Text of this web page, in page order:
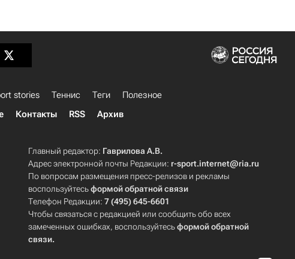
stories Теннис Теги
Полезное
Контакты RSS Архив
Главный редактор: Гаврилова А.В.
Адрес электронной почты Редакции: r-sport.internet@ria.ru
По вопросам размещения пресс-релизов и рекламы
воспользуйтесьформой обратной связи
Телефон Редакции:7 (495) 645-6601
Чтобы связаться с редакцией или сообщить обо всех
замеченных ошибках, воспользуйтесьформой обратной
связи.